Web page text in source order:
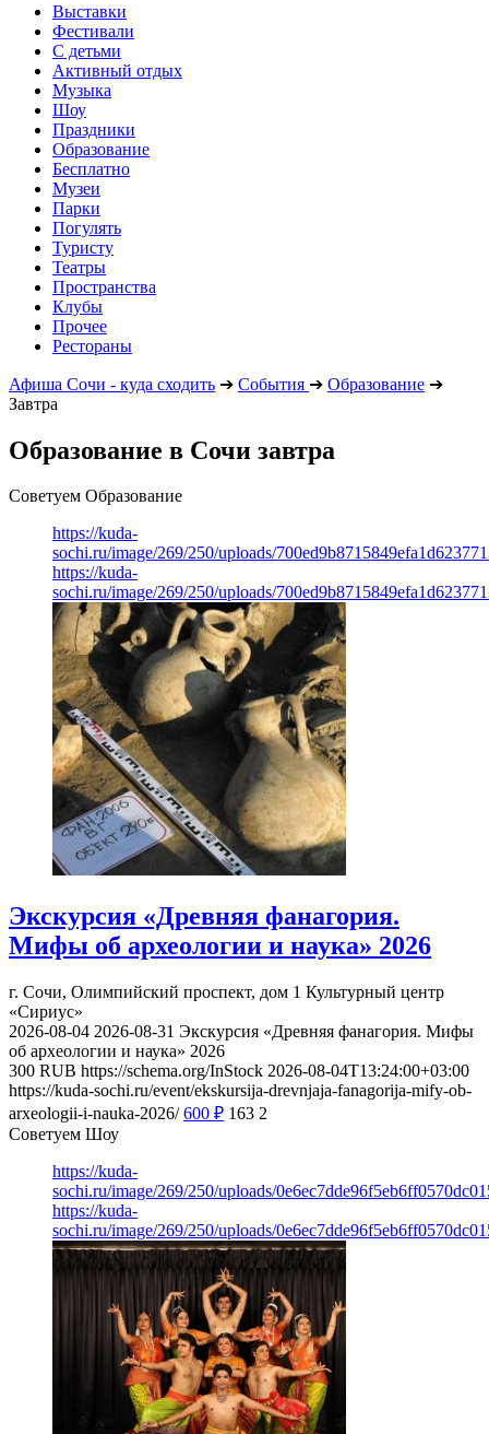
Выставки
Фестивали
С детьми
Активный отдых
Музыка
Шоу
Праздники
Образование
Бесплатно
Музеи
Парки
Погулять
Туристу
Театры
Пространства
Клубы
Прочее
Рестораны
Афиша Сочи - куда сходить ➔ События ➔ Образование ➔
Завтра
Образование в Сочи завтра
Советуем Образование
https://kuda-
sochi.ru/image/269/250/uploads/
https://kuda-
sochi.ru/image/269/250/uploads/
Экскурсия «Древняя фанагория.
Мифы об археологии и наука» 2026
г. Сочи, Олимпийский проспект, дом 1 Культурный центр
«Сириус»
2026-08-04 2026-08-31 Экскурсия «Древняя фанагория. Мифы
об археологии и наука» 2026
300 RUB https://schema.org/InStock 2026-08-04T13:24:00+03:00
https://kuda-sochi.ru/event/ekskursija-drevnjaja-fanagorija-mify-ob-
arxeologii-i-nauka-2026/ 600 ₽ 163 2
Советуем Шоу
https://kuda-
sochi.ru/image/269/250/uploads/
https://kuda-
sochi.ru/image/269/250/uploads/